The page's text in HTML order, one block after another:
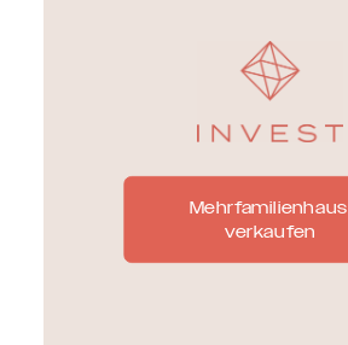
Mehrfamilienhaus
verkaufen